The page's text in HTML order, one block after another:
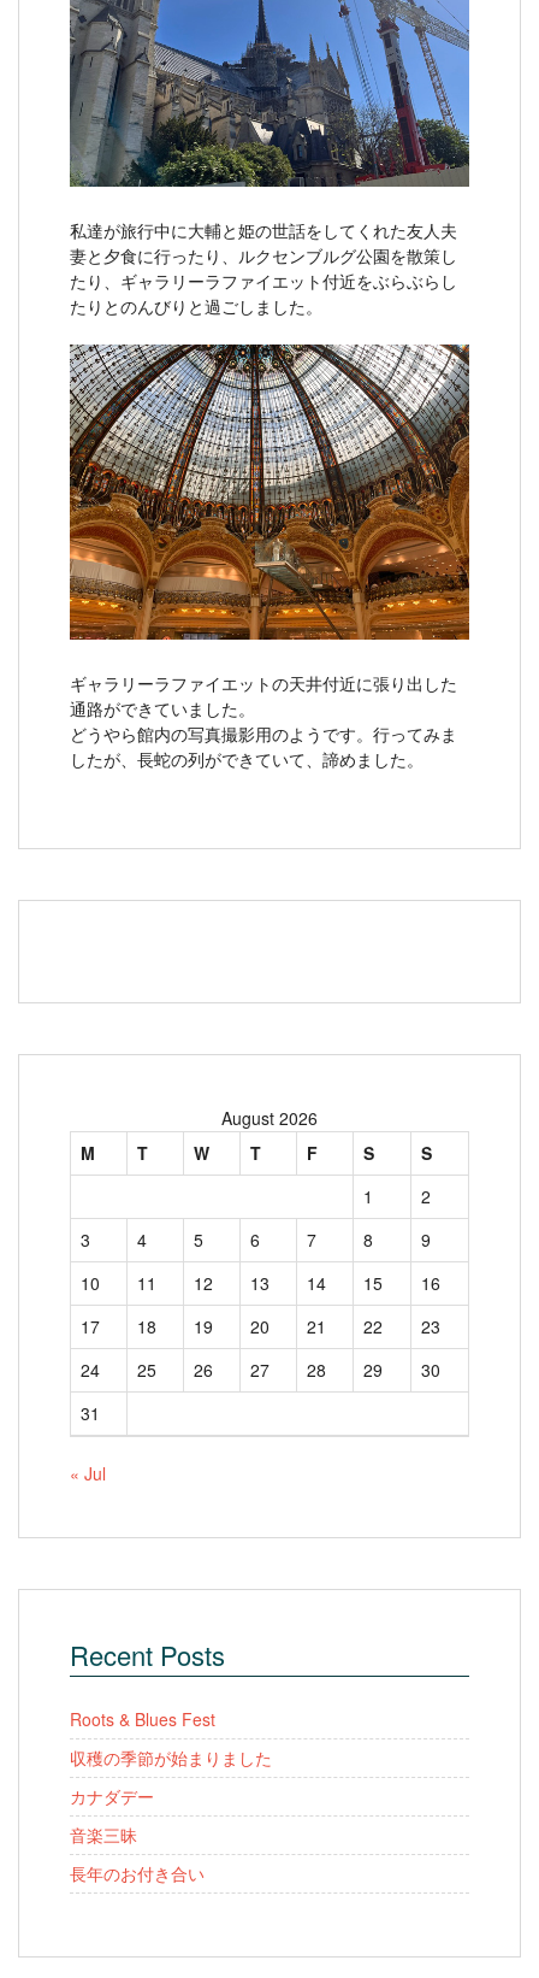
私達が旅行中に大輔と姫の世話をしてくれた友人夫
妻と夕食に行ったり、ルクセンブルグ公園を散策し
たり、ギャラリーラファイエット付近をぶらぶらし
たりとのんびりと過ごしました。
ギャラリーラファイエットの天井付近に張り出した
通路ができていました。
どうやら館内の写真撮影用のようです。行ってみま
したが、長蛇の列ができていて、諦めました。
August 2026
M
T W T F S
S
1
2
3
4 5 6 7 8
9
10
11 12 13 14 15
16
17
18 19 20 21 22
23
24
25 26 27 28 29
30
31
« Jul
Recent Posts
Roots & Blues Fest
収穫の季節が始まりました
カナダデー
音楽三昧
長年のお付き合い